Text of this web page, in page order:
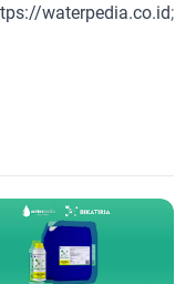
waterpedia.co.id;